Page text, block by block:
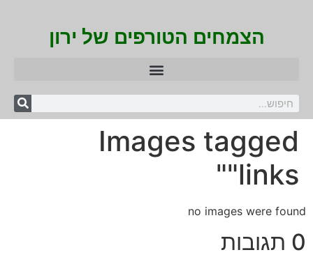
הצמחים הטורפים של ירון
Images tagged
"links"
no images were found
0 תגובות